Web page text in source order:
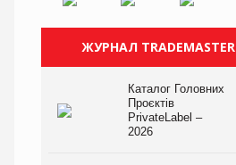
ЖУРНАЛ TRADEMASTER
Каталог Головних
Проєктів
PrivateLabel –
2026